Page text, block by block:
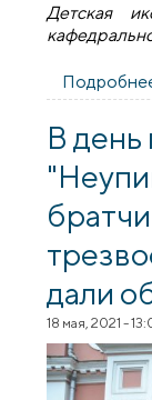
Детская
В день
дали
18 мая, 2021 -